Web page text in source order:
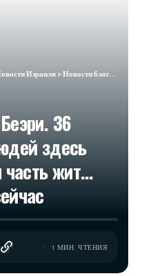
Израиля>Новости блогосферы
36
здесь
часть жит…​
1 МИН. ЧТЕНИЯ